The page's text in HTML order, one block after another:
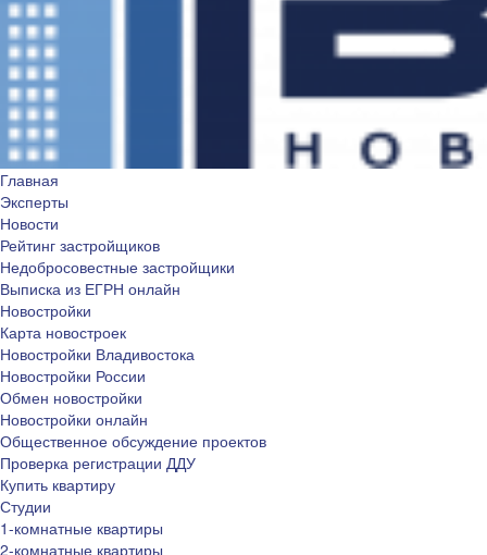
Главная
Эксперты
Новости
Рейтинг застройщиков
Недобросовестные застройщики
Выписка из ЕГРН онлайн
Новостройки
Карта новостроек
Новостройки Владивостока
Новостройки России
Обмен новостройки
Новостройки онлайн
Общественное обсуждение проектов
Проверка регистрации ДДУ
Купить квартиру
Студии
1-комнатные квартиры
2-комнатные квартиры